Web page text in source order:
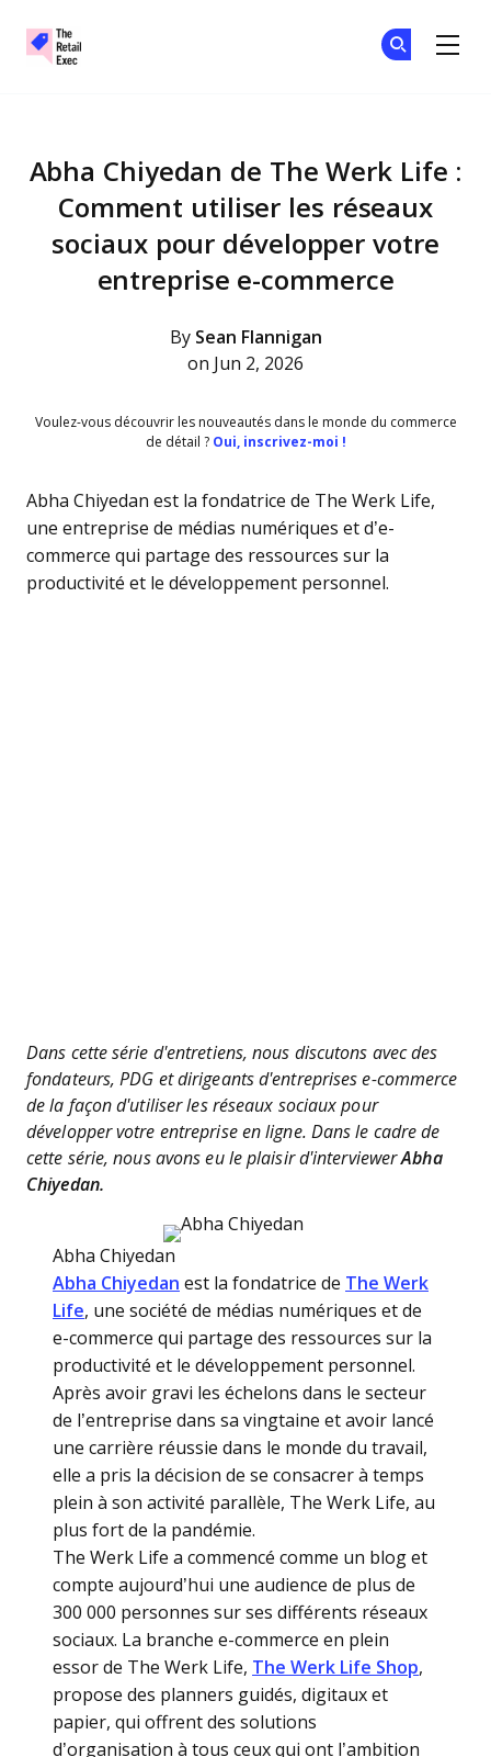
Abha Chiyedan de The Werk Life :
Comment utiliser les réseaux
sociaux pour développer votre
entreprise e-commerce
By Sean Flannigan
on Jun 2, 2026
Voulez-vous découvrir les nouveautés dans le monde du commerce
de détail ?Oui, inscrivez-moi !
Abha Chiyedan est la fondatrice de The Werk Life,
une entreprise de médias numériques et d’e-
commerce qui partage des ressources sur la
productivité et le développement personnel.
Dans cette série d'entretiens, nous discutons avec des
fondateurs, PDG et dirigeants d'entreprises e-commerce
de la façon d'utiliser les réseaux sociaux pour
développer votre entreprise en ligne. Dans le cadre de
cette série, nous avons eu le plaisir d'interviewerAbha
Chiyedan.
Abha Chiyedan
Abha Chiyedan est la fondatrice de The Werk
Life, une société de médias numériques et de
e-commerce qui partage des ressources sur la
productivité et le développement personnel.
Après avoir gravi les échelons dans le secteur
de l’entreprise dans sa vingtaine et avoir lancé
une carrière réussie dans le monde du travail,
elle a pris la décision de se consacrer à temps
plein à son activité parallèle, The Werk Life, au
plus fort de la pandémie.
The Werk Life a commencé comme un blog et
compte aujourd’hui une audience de plus de
300 000 personnes sur ses différents réseaux
sociaux. La branche e-commerce en plein
essor de The Werk Life, The Werk Life Shop,
propose des planners guidés, digitaux et
papier, qui offrent des solutions
d’organisation à tous ceux qui ont l’ambition